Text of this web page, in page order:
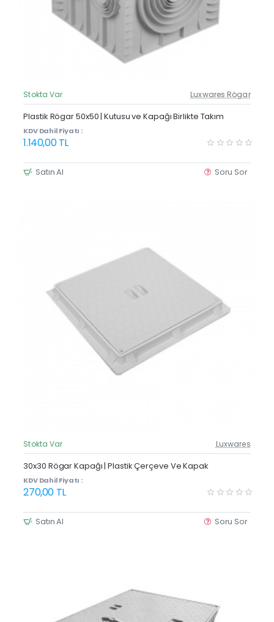
Güncel Fiyat
Stokta Var Luxwares Rögar
Plastik Rögar 50x50 | Kutusu ve Kapağı Birlikte Takım
KDV Dahil Fiyatı :
1.140,00 TL
Satın Al Soru Sor
Güncel Fiyat
Stokta Var Luxwares
30x30 Rögar Kapağı | Plastik Çerçeve Ve Kapak
KDV Dahil Fiyatı :
270,00 TL
Satın Al Soru Sor